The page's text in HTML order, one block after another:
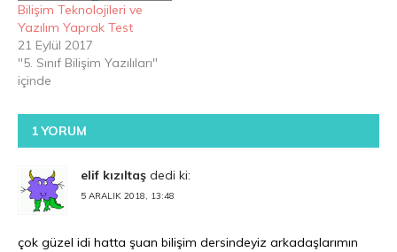
Bilişim Teknolojileri ve
Yazılım Yaprak Test
21 Eylül 2017
"5. Sınıf Bilişim Yazılıları"
içinde
1 YORUM
elif kızıltaş dedi ki:
5 ARALIK 2018, 13:48
çok güzel idi hatta şuan bilişim dersindeyiz arkadaşlarımın